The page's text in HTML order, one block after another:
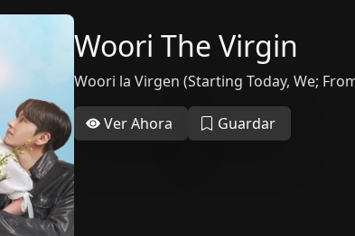
Woori The Virgin
Woori la Virgen (Starting Today, We;
Ver Ahora Guardar